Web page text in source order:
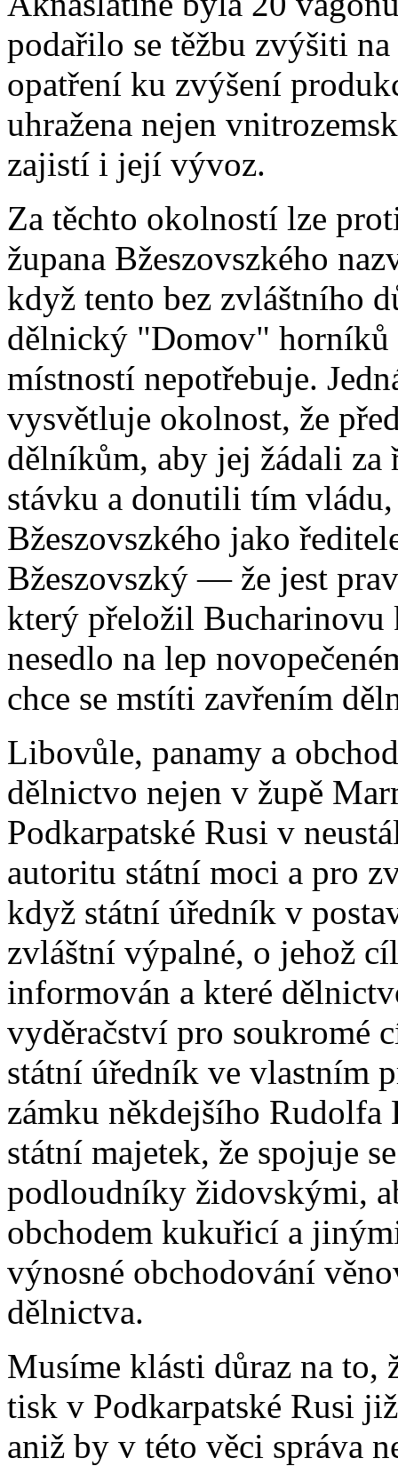
podařilo se těžbu zvýšiti
opatření ku zvýšení
uhražena nejen
zajistí i její vývoz.
Za těchto okolností lze
župana Bžeszovszkého
když tento bez zvláštního
dělnický "Domov" horníků
místností nepotřebuje.
vysvětluje okolnost, že
dělníkům, aby jej žádali
stávku a donutili tím
Bžeszovszkého jako
Bžeszovszký — že jest
který přeložil
nesedlo na lep
chce se mstíti zavřením
Libovůle, panamy a
dělnictvo nejen v župě
Podkarpatské Rusi v
autoritu státní moci a pro
když státní úředník v
zvláštní výpalné, o jehož
informován a které
vyděračství pro soukromé
státní úředník ve vlastním
zámku někdejšího
státní majetek, že spojuje
podloudníky židovskými,
obchodem kukuřicí a
výnosné obchodování
dělnictva.
Musíme klásti důraz na to,
tisk v Podkarpatské Rusi
aniž by v této věci správa